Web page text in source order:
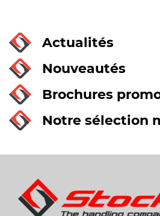
Actualités
Nouveautés
Brochures
Notre sélection